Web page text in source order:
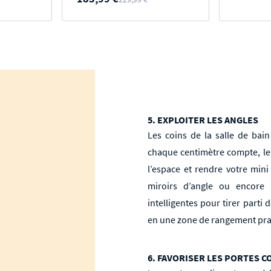
5. EXPLOITER LES ANGLES
Les coins de la salle de
chaque centimètre compte,
l’espace et rendre votre
miroirs d’angle ou
intelligentes pour tirer parti
en une zone de rangement
6. FAVORISER LES PORTES